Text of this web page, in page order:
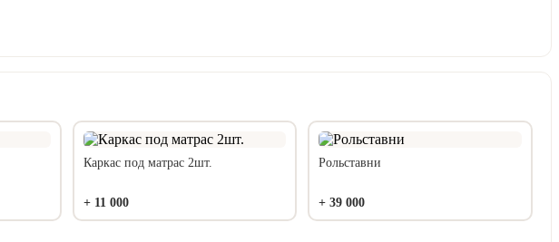
Каркас под матрас 2шт.
+ 11 000
Рольставни
+39 000